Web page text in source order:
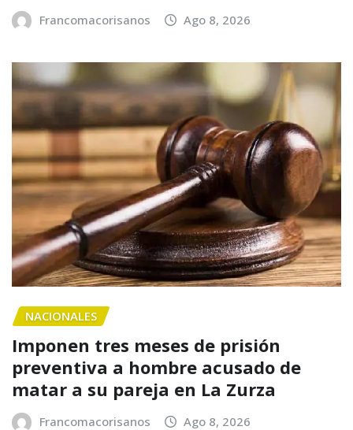
Francomacorisanos Ago 8, 2026
NACIONALES
Imponen tres meses de prisión
preventiva a hombre acusado de
matar a su pareja en La Zurza
Francomacorisanos Ago 8, 2026